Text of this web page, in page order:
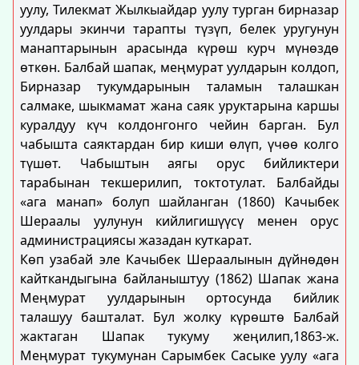
уулу, Тилекмат Жылкыайдар уулу турган бирназар
уулдары экинчи тарапты түзүп, белек уругунун
манаптарынын арасында күрөш курч мүнөздө
өткөн. Балбай шапак, меңмурат уулдарын колдоп,
Бирназар тукумдарынын таламын талашкан
салмаке, шыкмамат жана саяк уруктарына каршы
куралдуу күч колдонгонго чейин барган. Бул
чабышта саяктардан бир киши өлүп, үчөө колго
түшөт. Чабыштын аягы орус бийликтери
тарабынан текшерилип, токтотулат. Балбайды
«ага манап» болуп шайланган (1860) Качыбек
Шераалы уулунун кийлигишүүсү менен орус
администрациясы жазадан куткарат.
Көп узабай эле Качыбек Шераалынын дүйнөдөн
кайткандыгына байланыштуу (1862) Шапак жана
Меңмурат уулдарынын ортосунда бийлик
талашуу башталат. Бул жолку күрөштө Балбай
жактаган Шапак тукуму жеңилип,1863-ж.
Меңмурат тукумунан Сарымбек Сасыке уулу «ага